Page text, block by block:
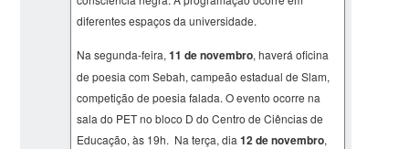
diferentes espaços da universidade.
Na segunda-feira, 11 de novembro, haverá oficina
de poesia com Sebah, campeão estadual de Slam,
competição de poesia falada. O evento ocorre na
sala do PET no bloco D do Centro de Ciências de
Educação, às 19h. Na terça, dia12 de novembro,